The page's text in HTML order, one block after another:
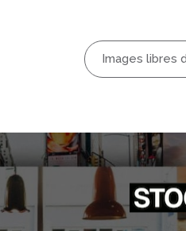
Images libres